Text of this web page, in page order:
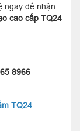
ngay để nhận
cao cấp TQ24
8966
TQ24